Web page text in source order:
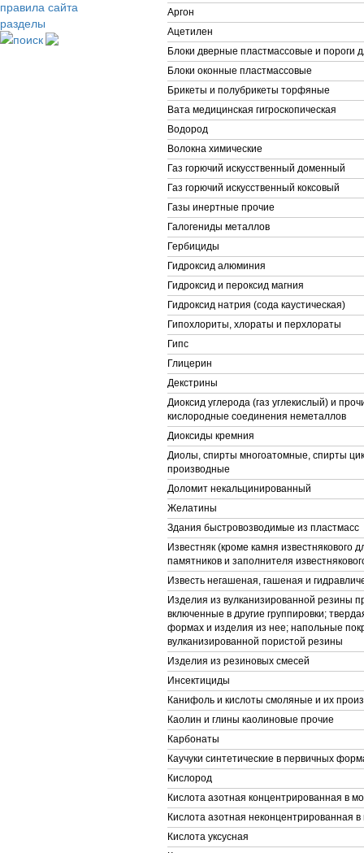
правила сайта
разделы
поиск
Аргон
Ацетилен
Блоки дверные пластмассовые и пороги
Блоки оконные пластмассовые
Брикеты и полубрикеты торфяные
Вата медицинская гигроскопическая
Водород
Волокна химические
Газ горючий искусственный доменный
Газ горючий искусственный коксовый
Газы инертные прочие
Галогениды металлов
Гербициды
Гидроксид алюминия
Гидроксид и пероксид магния
Гидроксид натрия (сода каустическая)
Гипохлориты, хлораты и перхлораты
Гипс
Глицерин
Декстрины
Диоксид углерода (газ углекислый) и
кислородные соединения неметаллов
Диоксиды кремния
Диолы, спирты многоатомные, спирты
производные
Доломит некальцинированный
Желатины
Здания быстровозводимые из пластмасс
Известняк (кроме камня известнякового
памятников и заполнителя
Известь негашеная, гашеная и
Изделия из вулканизированной резины
включенные в другие группировки;
формах и изделия из нее; напольные
вулканизированной пористой резины
Изделия из резиновых смесей
Инсектициды
Канифоль и кислоты смоляные и их
Каолин и глины каолиновые прочие
Карбонаты
Каучуки синтетические в первичных
Кислород
Кислота азотная концентрированная в
Кислота азотная неконцентрированная
Кислота уксусная